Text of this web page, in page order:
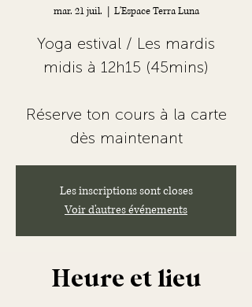
mar. 21 juil. L'Espace Terra Luna
Yoga estival / Les mardis
midis à 12h15 (45mins)
Réserve ton cours à la carte
dès maintenant
Les inscriptions sont closes
Voir d'autres événements
Heure et lieu